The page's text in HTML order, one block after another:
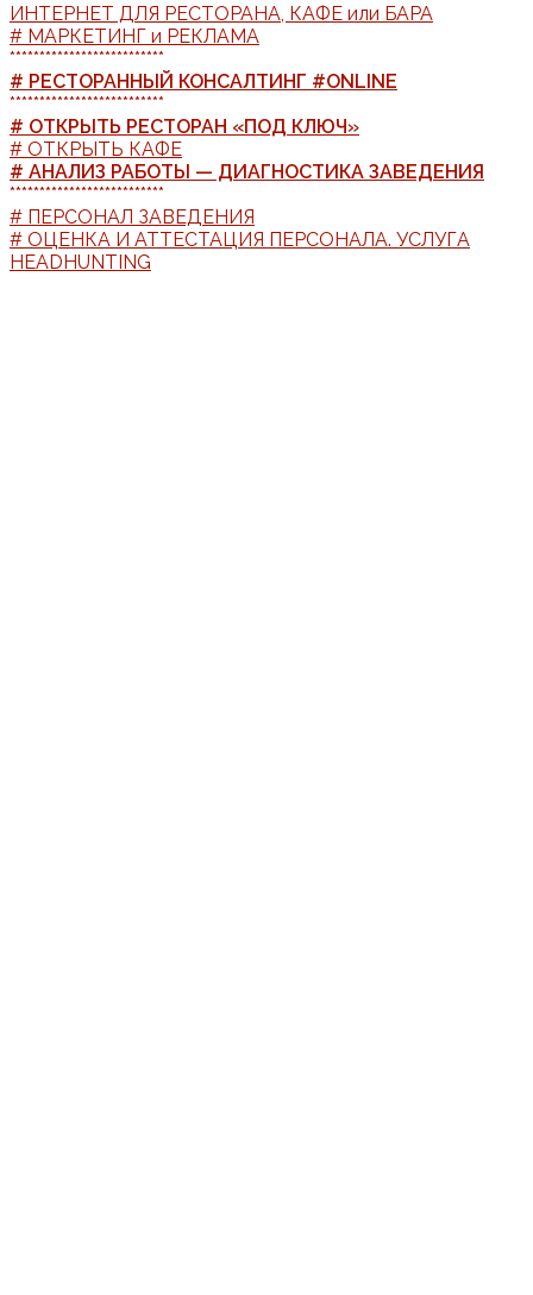
ИНТЕРНЕТ ДЛЯ РЕСТОРАНА, КАФЕ или БАРА
# МАРКЕТИНГ и РЕКЛАМА
**************************
# РЕСТОРАННЫЙ КОНСАЛТИНГ #ONLINE
**************************
# ОТКРЫТЬ РЕСТОРАН «ПОД КЛЮЧ»
# ОТКРЫТЬ КАФЕ
# АНАЛИЗ РАБОТЫ — ДИАГНОСТИКА ЗАВЕДЕНИЯ
**************************
# ПЕРСОНАЛ ЗАВЕДЕНИЯ
# ОЦЕНКА И АТТЕСТАЦИЯ ПЕРСОНАЛА. УСЛУГА
HEADHUNTING